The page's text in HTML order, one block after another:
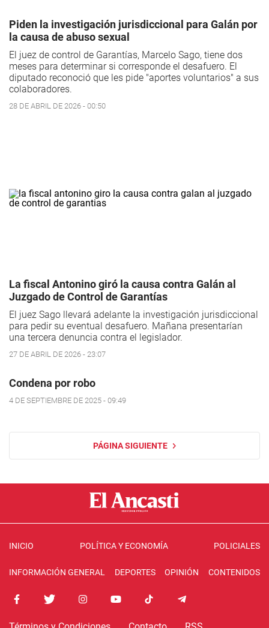
Piden la investigación jurisdiccional para Galán por
la causa de abuso sexual
El juez de control de Garantías, Marcelo Sago, tiene dos
meses para determinar si corresponde el desafuero. El
diputado reconoció que les pide "aportes voluntarios" a sus
colaboradores.
28 DE ABRIL DE 2026 - 00:50
La fiscal Antonino giró la causa contra Galán al
Juzgado de Control de Garantías
El juez Sago llevará adelante la investigación jurisdiccional
para pedir su eventual desafuero. Mañana presentarían
una tercera denuncia contra el legislador.
27 DE ABRIL DE 2026 - 23:07
Condena por robo
4 DE SEPTIEMBRE DE 2025 - 09:49
PÁGINA SIGUIENTE
INICIO POLÍTICA Y ECONOMÍA POLICIALES
INFORMACIÓN GENERAL DEPORTES OPINIÓN CONTENIDOS